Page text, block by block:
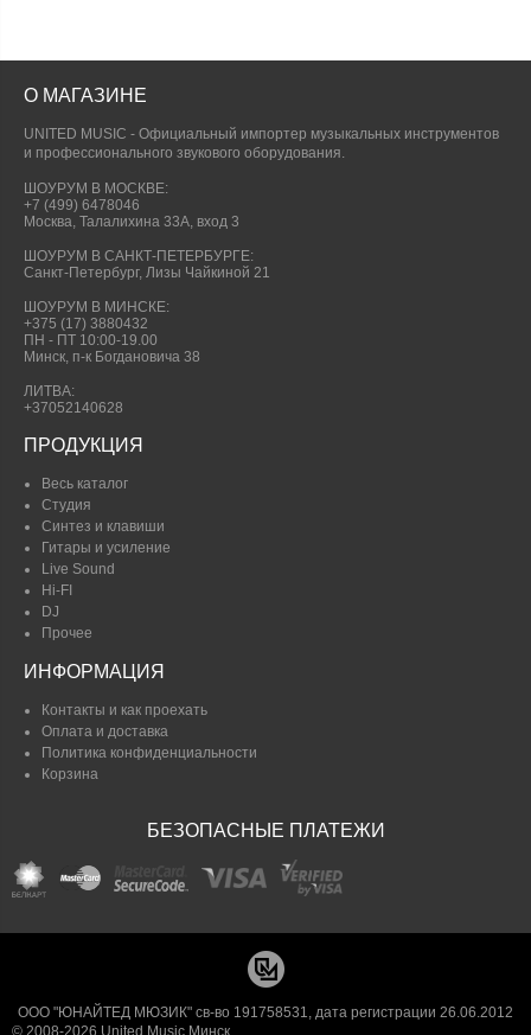
О МАГАЗИНЕ
UNITED MUSIC - Официальный импортер музыкальных инструментов
и профессионального звукового оборудования.
ШОУРУМ В МОСКВЕ:
+7 (499) 6478046
Москва, Талалихина 33А, вход 3
ШОУРУМ В САНКТ-ПЕТЕРБУРГЕ:
Санкт-Петербург, Лизы Чайкиной 21
ШОУРУМ В МИНСКЕ:
+375 (17) 3880432
ПН - ПТ 10:00-19.00
Минск, п-к Богдановича 38
ЛИТВА:
+37052140628
ПРОДУКЦИЯ
Весь каталог
Студия
Синтез и клавиши
Гитары и усиление
Live Sound
Hi-FI
DJ
Прочее
ИНФОРМАЦИЯ
Контакты и как проехать
Оплата и доставка
Политика конфиденциальности
Корзина
БЕЗОПАСНЫЕ ПЛАТЕЖИ
ООО "ЮНАЙТЕД МЮЗИК" св-во 191758531, дата регистрации 26.06.2012
© 2008-2026 United Music Минск